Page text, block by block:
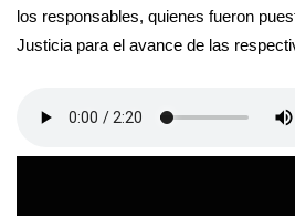
los responsables, quienes fueron
Justicia para el avance de las